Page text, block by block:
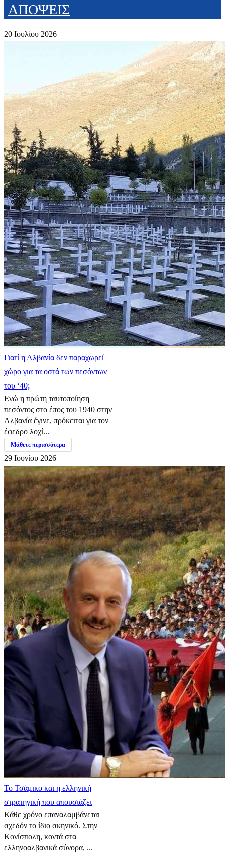
ΑΠΟΨΕΙΣ
20 Ιουλίου 2026
Γιατί η Αλβανία δεν παραχωρεί
χώρο για τα οστά των πεσόντων
του ‘40;
Ενώ η πρώτη ταυτοποίηση
πεσόντος στο έπος του 1940 στην
Αλβανία έγινε, πρόκειται για τον
έφεδρο λοχί...
Μάθετε περισσότερα
29 Ιουνίου 2026
​Το Τσάμικο και η ελληνική
στρατηγική που απουσιάζει
Κάθε χρόνο επαναλαμβάνεται
σχεδόν το ίδιο σκηνικό. Στην
Κονίσπολη, κοντά στα
ελληνοαλβανικά σύνορα, ...